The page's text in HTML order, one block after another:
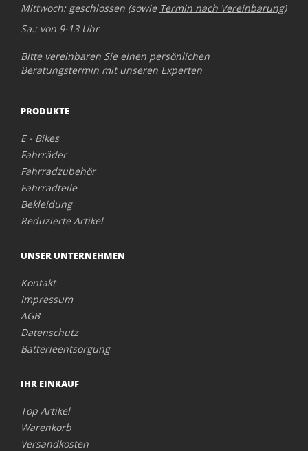
Mittwoch: geschlossen (sowie Termin nach Vereinbarung)
Sa.: von 9-13 Uhr
Bitte vereinbaren Sie einen persönlichen
Beratungstermin mit unseren Experten
PRODUKTE
E - Bikes
Fahrräder
Fahrradzubehör
Fahrradteile
Bekleidung
Reduzierte Artikel
UNSER UNTERNEHMEN
Kontakt
Impressum
AGB
Datenschutz
Batterieentsorgung
IHR EINKAUF
Top Artikel
Warenkorb
Versandkosten